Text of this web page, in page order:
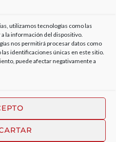
utilizamos tecnologías como las
la información del dispositivo.
nos permitirá procesar datos como
identificaciones únicas en este sitio.
puede afectar negativamente a
FRÉSCANO | DISEÑO WEB